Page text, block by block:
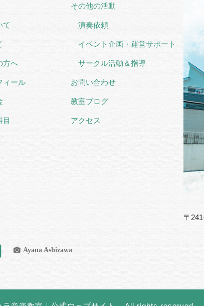
て
方へ
ィール
目
その他の活動
演奏依頼
イベント企画・運営サポート
サークル活動＆指導
お問い合わせ
教室ブログ
アクセス
〒
Ayana Ashizawa